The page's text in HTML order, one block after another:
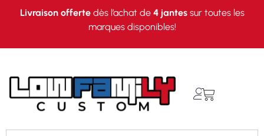
Livraison offertedès l’achat de 4 jantessur toutes les
marques disponibles!